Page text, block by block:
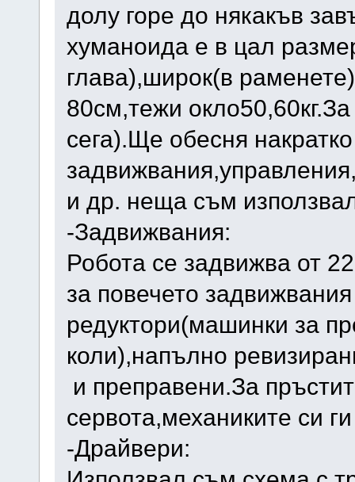
долу горе до някакъв
хуманоида е в цал
глава),широк(в раменете)
80см,тежи
сега).Ще обесня
и др. неща съм
-Задвижвания:
Робота се задвижва от
за повечето
редуктори(машинки за
коли),напълно
и преправени.За
сервота,механиките си
-Драйвери: